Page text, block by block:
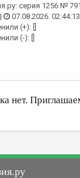
серия 1256 №
07.08.2026. 02:44:13
(+): []
(-): []
нет.